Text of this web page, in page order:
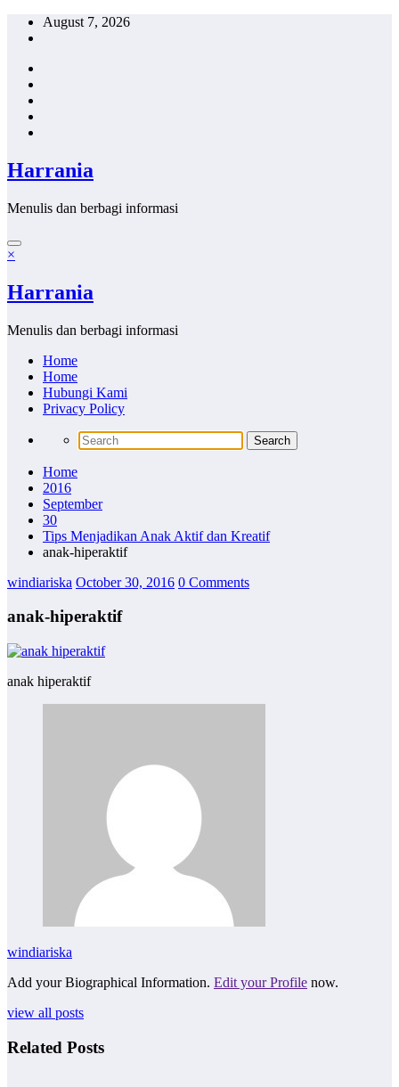
Skip
August 7, 2026
Harrania
Menulis dan berbagi informasi
×
Harrania
Menulis dan berbagi informasi
Home
Home
Hubungi Kami
Privacy Policy
Home
2016
September
30
Tips Menjadikan Anak Aktif dan Kreatif
anak-hiperaktif
windiariska October 30, 2016 0 Comments
anak-hiperaktif
anak hiperaktif
windiariska
Add your Biographical Information. Edit your Profile now.
view all posts
Related Posts